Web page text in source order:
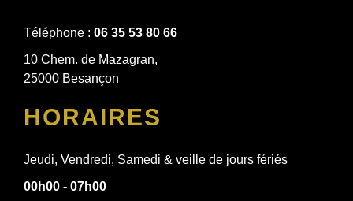
Téléphone : 06 35 53 80 66
10 Chem. de Mazagran,
25000 Besançon
HORAIRES
Jeudi, Vendredi, Samedi & veille de jours fériés
00h00 - 07h00